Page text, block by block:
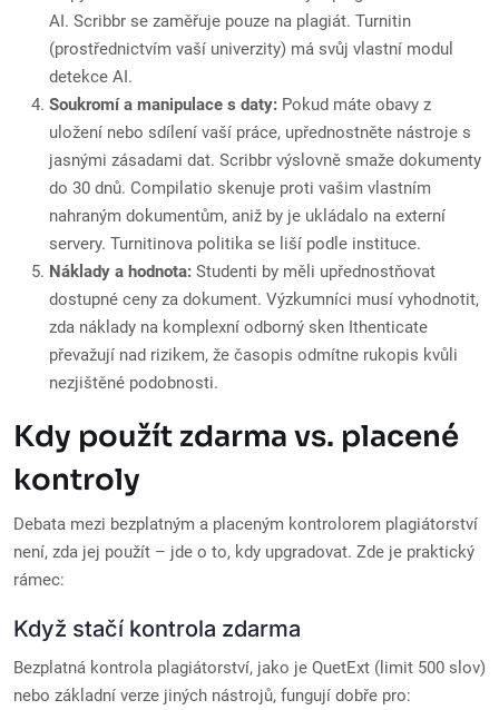
AI. Scribbr se zaměřuje pouze na plagiát. Turnitin
(prostřednictvím vaší univerzity) má svůj vlastní modul
detekce AI.
Soukromí a manipulace s daty: Pokud máte obavy z
uložení nebo sdílení vaší práce, upřednostněte nástroje s
jasnými zásadami dat. Scribbr výslovně smaže dokumenty
do 30 dnů. Compilatio skenuje proti vašim vlastním
nahraným dokumentům, aniž by je ukládalo na externí
servery. Turnitinova politika se liší podle instituce.
Náklady a hodnota: Studenti by měli upřednostňovat
dostupné ceny za dokument. Výzkumníci musí vyhodnotit,
zda náklady na komplexní odborný sken Ithenticate
převažují nad rizikem, že časopis odmítne rukopis kvůli
nezjištěné podobnosti.
Kdy použít zdarma vs. placené
kontroly
Debata mezi bezplatným a placeným kontrolorem plagiátorství
není, zda jej použít – jde o to, kdy upgradovat. Zde je praktický
rámec:
Když stačí kontrola zdarma
Bezplatná kontrola plagiátorství, jako je QuetExt (limit 500 slov)
nebo základní verze jiných nástrojů, fungují dobře pro: